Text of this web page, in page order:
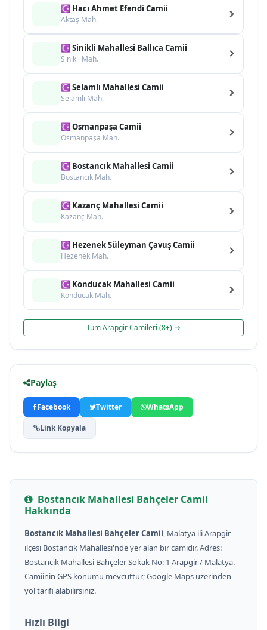
☪ Hacı Ahmet Efendi Camii
Aktaş Mah.
☪ Sinikli Mahallesi Ballıca Camii
Sinikli Mah.
☪ Selamlı Mahallesi Camii
Selamlı Mah.
☪ Osmanpaşa Camii
Osmanpaşa Mah.
☪ Bostancık Mahallesi Camii
Bostancık Mah.
☪ Kazanç Mahallesi Camii
Kazanç Mah.
☪ Hezenek Süleyman Çavuş Camii
Hezenek Mah.
☪ Konducak Mahallesi Camii
Konducak Mah.
Tüm Arapgir Camileri (8+) →
Paylaş
Facebook Twitter WhatsApp
Link Kopyala
Bostancık Mahallesi Bahçeler Camii
Hakkında
Bostancık Mahallesi Bahçeler Camii, Malatya ili Arapgir
ilçesi Bostancık Mahallesi'nde yer alan bir camidir. Adres:
Bostancık Mahallesi Bahçeler Sokak No: 1 Arapgir / Malatya.
Camiinin GPS konumu mevcuttur; Google Maps üzerinden
yol tarifi alabilirsiniz.
Hızlı Bilgi